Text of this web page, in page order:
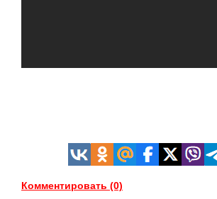
Комментировать (0)